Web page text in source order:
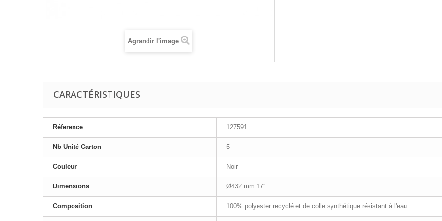
Agrandir l'image
CARACTÉRISTIQUES
Réference 127591
Nb Unité Carton 5
Couleur Noir
Dimensions Ø432 mm 17''
Composition 100% polyester recyclé et de colle synthétique résistant à l'eau.